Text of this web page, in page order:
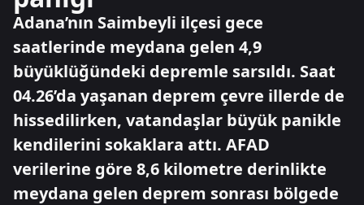
Adana’nın Saimbeyli ilçesi gece
saatlerinde meydana gelen 4,9
büyüklüğündeki depremle sarsıldı. Saat
04.26’da yaşanan deprem çevre illerde de
hissedilirken, vatandaşlar büyük panikle
kendilerini sokaklara attı. AFAD
verilerine göre 8,6 kilometre derinlikte
meydana gelen deprem sonrası bölgede